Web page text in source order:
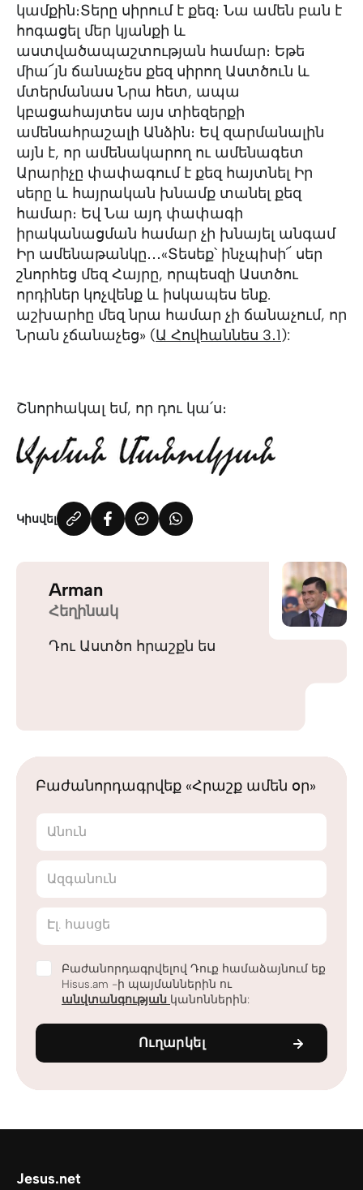
կամքին։Տերը սիրում է քեզ։ Նա ամեն բան է
հոգացել մեր կյանքի և
աստվածապաշտության համար։ Եթե
միա՜յն ճանաչես քեզ սիրող Աստծուն և
մտերմանաս Նրա հետ, ապա
կբացահայտես այս տիեզերքի
ամենահրաշալի Անձին։ Եվ զարմանալին
այն է, որ ամենակարող ու ամենագետ
Արարիչը փափագում է քեզ հայտնել Իր
սերը և հայրական խնամք տանել քեզ
համար։ Եվ Նա այդ փափագի
իրականացման համար չի խնայել անգամ
Իր ամենաթանկը․․․«Տեսեք՝ ինչպիսի՜ սեր
շնորհեց մեզ Հայրը, որպեսզի Աստծու
որդիներ կոչվենք և իսկապես ենք.
աշխարհը մեզ նրա համար չի ճանաչում, որ
Նրան չճանաչեց» (Ա Հովհաննես 3․1):
Շնորհակալ եմ, որ դու կա՛ս։
Կիսվել
Arman
Հեղինակ
Դու Աստծո հրաշքն ես
Բաժանորդագրվեք «Հրաշք ամեն օր»
Անուն
Ազգանուն
Էլ. հասցե
Բաժանորդագրվելով Դուք համաձայնում եք
Hisus.am -ի պայմաններին ու
անվտանգության կանոններին:
Ուղարկել
Jesus.net